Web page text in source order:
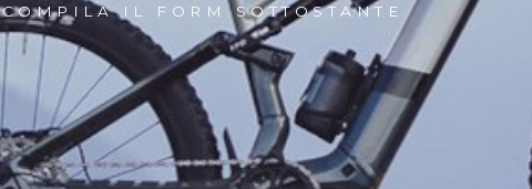
COMPILA IL FORM SOTTOSTANTE